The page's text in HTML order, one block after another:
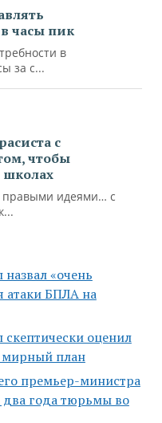
часы пик
в
за с...
с
чтобы
школах
правыми идеями… с
«очень
БПЛА на
оценил
мирный план
премьер-министра
года тюрьмы во